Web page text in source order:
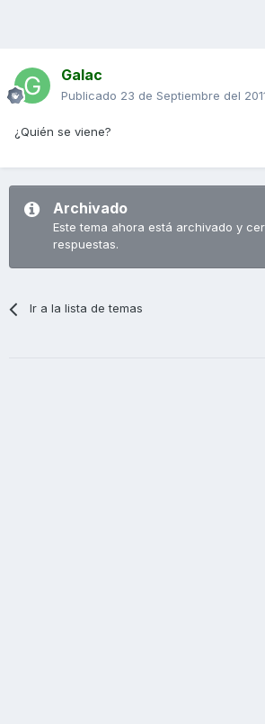
Galac
Publicado 23 de Septiembre del
¿Quién se viene?
Archivado
Este tema ahora está archivado y
respuestas.
Ir a la lista de temas